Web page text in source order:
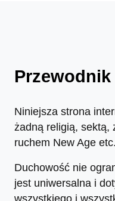
Niniejsza strona
żadną religią, sektą,
ruchem New Age etc.
Duchowość nie
jest uniwersalna i
wszystkiego i